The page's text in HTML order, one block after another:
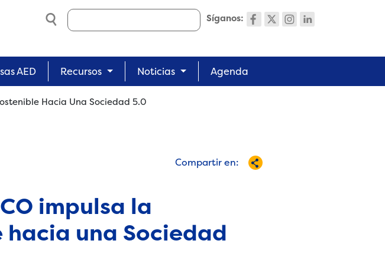
Síganos:
Search
AED Recursos Noticias Agenda
Hacia Una Sociedad 5.0
Compartir en:
impulsa la
una Sociedad